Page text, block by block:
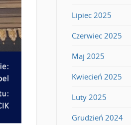
Lipiec 2025
Czerwiec 2025
Maj 2025
Kwiecień 2025
Luty 2025
Grudzień 2024